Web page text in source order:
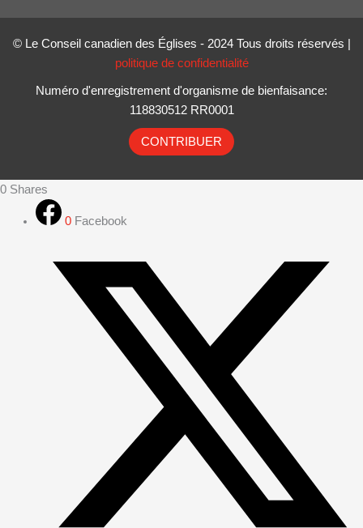
© Le Conseil canadien des Églises - 2024 Tous droits réservés |
politique de confidentialité
Numéro d'enregistrement d'organisme de bienfaisance:
118830512 RR0001
CONTRIBUER
0 Shares
0 Facebook